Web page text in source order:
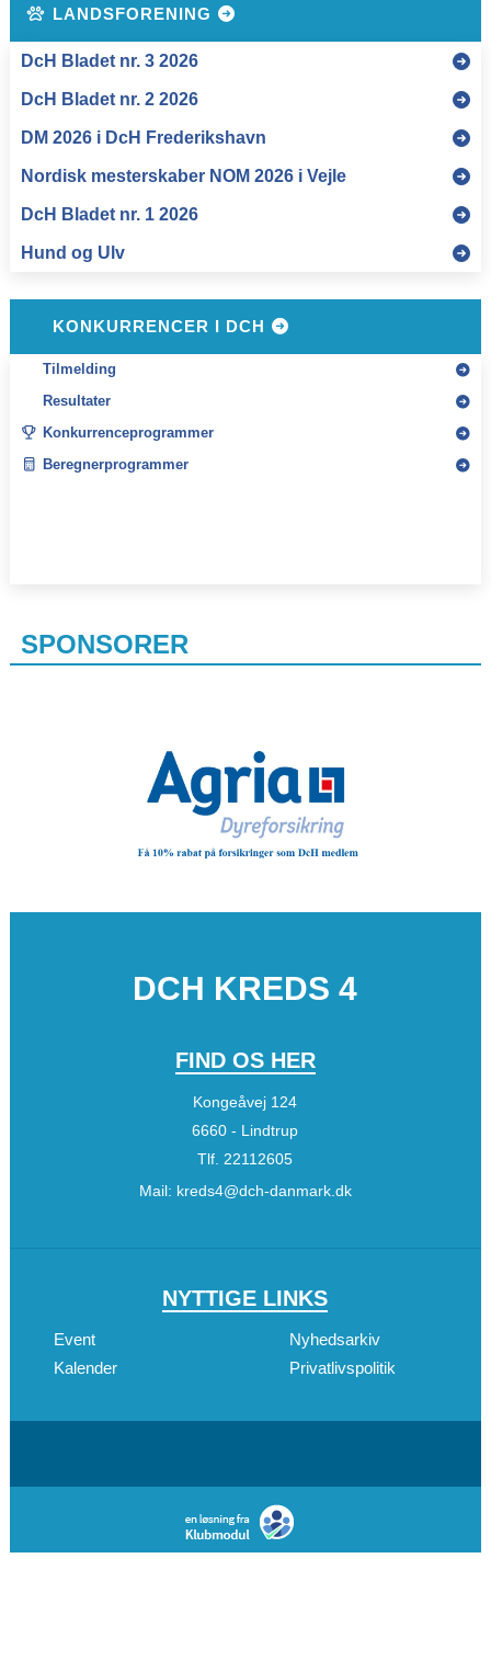
LANDSFORENING
KONKURRENCER I DCH
Tilmelding
Resultater
Konkurrenceprogrammer
Beregnerprogrammer
SPONSORER
DCH KREDS 4
FIND OS HER
Kongeåvej 124
6660 - Lindtrup
Tlf. 22112605
Mail: kreds4@dch-danmark.dk
NYTTIGE LINKS
Event
Nyhedsarkiv
Kalender
Privatlivspolitik